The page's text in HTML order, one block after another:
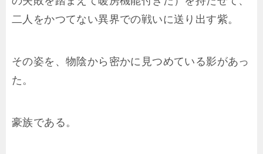
二人をかつてない異界での戦いに送り出す紫。
その姿を、物陰から密かに見つめている影があっ
た。
豪族である。